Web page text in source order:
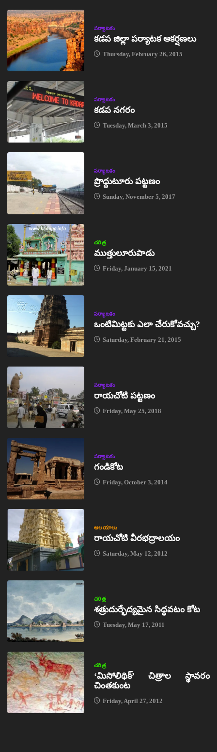
పర్యాటకం
కడప జిల్లా పర్యాటక ఆకర్షణలు
Thursday, February 26, 2015
పర్యాటకం
కడప నగరం
Tuesday, March 3, 2015
పర్యాటకం
ప్రొద్దుటూరు పట్టణం
Sunday, November 5, 2017
చరిత్ర
ముత్తులూరుపాడు
Friday, January 15, 2021
పర్యాటకం
ఒంటిమిట్టకు ఎలా చేరుకోవచ్చు?
Saturday, February 21, 2015
పర్యాటకం
రాయచోటి పట్టణం
Friday, May 25, 2018
పర్యాటకం
గండికోట
Friday, October 3, 2014
ఆలయాలు
రాయచోటి వీరభద్రాలయం
Saturday, May 12, 2012
చరిత్ర
శత్రుదుర్భేద్యమైన సిద్ధవటం కోట
Tuesday, May 17, 2011
చరిత్ర
‘మిసోలిథిక్‌’ చిత్రాల స్థావరం
చింతకుంట
Friday, April 27, 2012